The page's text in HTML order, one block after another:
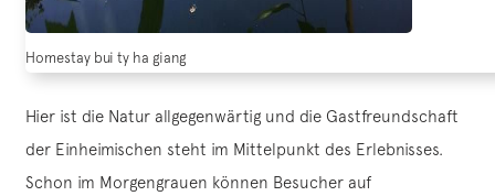
Homestay bui ty ha giang
Hier ist die Natur allgegenwärtig und die Gastfreundschaft
der Einheimischen steht im Mittelpunkt des Erlebnisses.
Schon im Morgengrauen können Besucher auf